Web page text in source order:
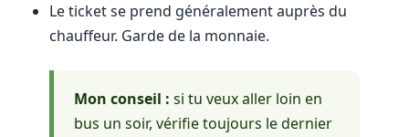
Le ticket se prend généralement auprès du
chauffeur. Garde de la monnaie.
Mon conseil : si tu veux aller loin en
bus un soir, vérifie toujours le dernier